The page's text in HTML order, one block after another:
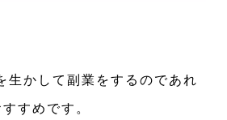
生かして副業をするのであれ
すめです。